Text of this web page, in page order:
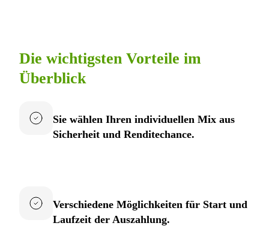
Die wichtigsten Vorteile im
Überblick
Sie wählen Ihren individuellen Mix aus
Sicherheit und Renditechance.
Verschiedene Möglichkeiten für Start und
Laufzeit der Auszahlung.